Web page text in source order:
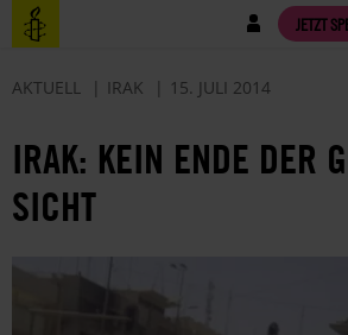
Direkt
zum
Benutzermenü JETZT
AKTUELL IRAK 15. JULI 2014
IRAK: KEIN ENDE DER
SICHT